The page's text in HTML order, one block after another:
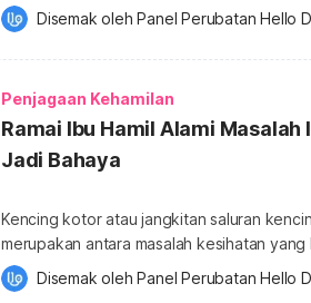
mendapatkan lebih banyak info tentang
Apa itu ubat gugurkan kandungan? Ubat
kandungan yang biasa digunakan adalah
Disemak oleh Panel Perubatan Hello
Penjagaan Kehamilan
Ramai Ibu Hamil Alami Masalah
Jadi Bahaya
Kencing kotor atau jangkitan saluran
merupakan antara masalah kesihatan
Walaupun ia boleh menyebabkan
membuang air kecil, UTI tidak boleh
Disemak oleh Panel Perubatan Hello